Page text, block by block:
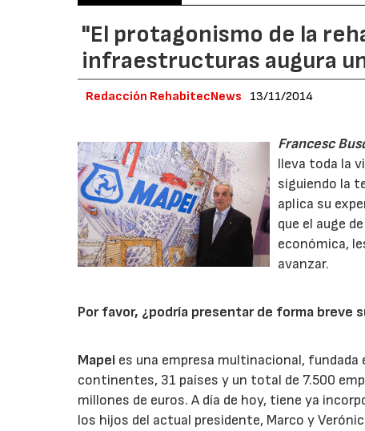
"El protagonismo de la
infraestructuras augura
Redacción RehabitecNews 13/11/2014
Francesc
lleva toda la
siguiendo la
aplica su
que el auge
económica,
avanzar.
Por favor, ¿podría presentar de forma breve
Mapei es una empresa multinacional,
continentes, 31 países y un total de 7.500
millones de euros. A día de hoy, tiene ya
los hijos del actual presidente, Marco y